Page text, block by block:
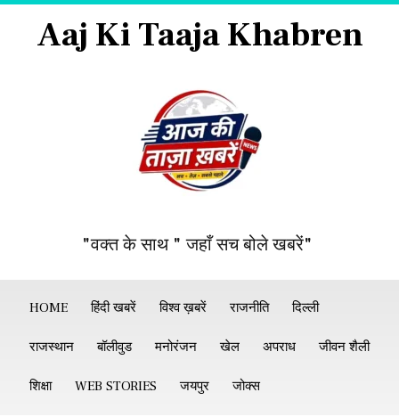
Aaj Ki Taaja Khabren
"वक्त के साथ " जहाँ सच बोले खबरें"
HOME हिंदी खबरें विश्व ख़बरें राजनीति दिल्ली
राजस्थान बॉलीवुड मनोरंजन खेल अपराध जीवन शैली
शिक्षा WEB STORIES जयपुर जोक्स